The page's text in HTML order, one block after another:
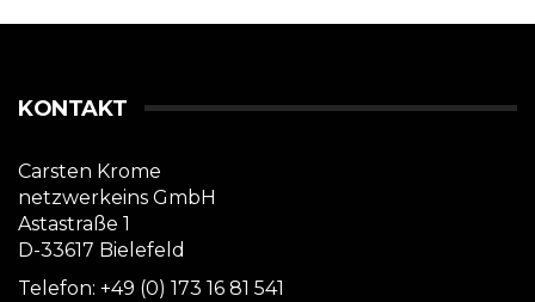
KONTAKT
Carsten Krome
netzwerkeins GmbH
Astastraße 1
D-33617 Bielefeld
Telefon: +49 (0) 173 16 81 541